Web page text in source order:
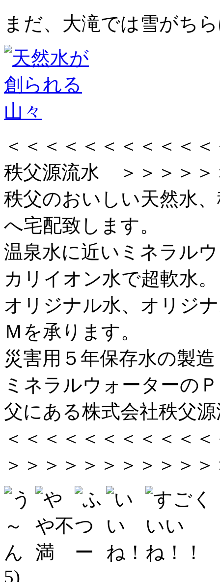
まだ、大滝では雪がち
＜＜＜＜＜＜＜＜＜
秩父源流水 ＞＞＞＞＞
秩父のおいしい天然水
へ宅配致します。
温泉水に近いミネラル
カリイオン水で超軟水。
オリジナル水、オリジ
Ｍを承ります。
災害用５年保存水の製
ミネラルウォーターの
父にある株式会社秩父
＜＜＜＜＜＜＜＜＜＜
＞＞＞＞＞＞＞＞＞＞
5)